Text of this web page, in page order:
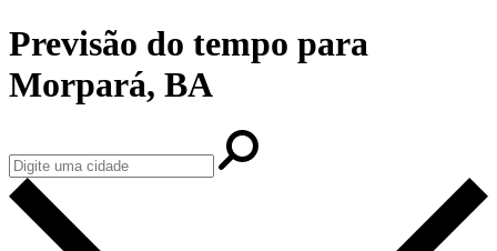
Previsão do tempo para
Morpará, BA